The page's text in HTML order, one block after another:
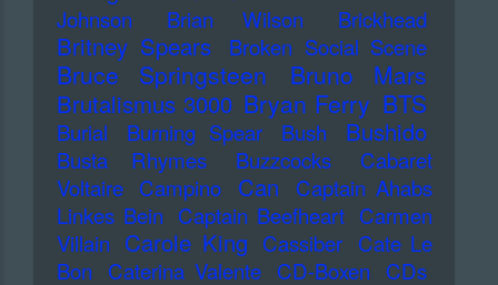
Johnson
Brian Wilson Brickhead
Britney Spears Broken Social Scene
Bruce Springsteen Bruno Mars
Brutalismus 3000 Bryan Ferry BTS
Burial Burning Spear Bush Bushido
Busta Rhymes Buzzcocks
Cabaret
Voltaire Campino Can
Captain Ahabs
Linkes Bein Captain Beefheart Carmen
Villain Carole King Cassiber Cate Le
Bon
Caterina Valente CD-Boxen
CDs